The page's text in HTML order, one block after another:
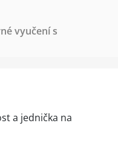
vyučení s
a jednička na